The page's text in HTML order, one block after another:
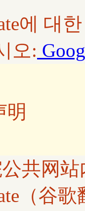
에 대
오:
明
共网
（谷